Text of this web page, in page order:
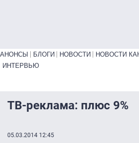
Primary links bottom
АНОНСЫ БЛОГИ НОВОСТИ НОВОСТИ
ИНТЕРВЬЮ
ТВ-реклама: плюс 9%
05.03.2014 12:45